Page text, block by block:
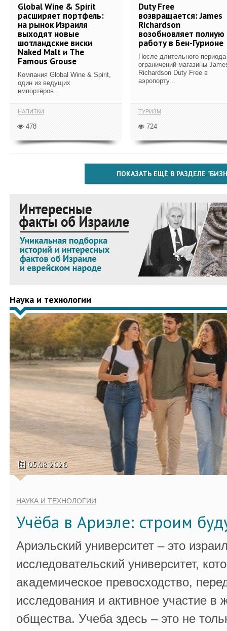
Global Wine & Spirit
расширяет портфель:
на рынок Израиля
выходят новые
шотландские виски
Naked Malt и The
Famous Grouse
Компания Global Wine & Spirit,
один из ведущих
импортёров...
НАПИТКИ
478
Duty Free
возвращается: James
Richardson
возобновляет полную
работу в Бен-Гурионе
После длительного периода
ограничений магазины
Richardson Duty Free в
аэропорту...
ТУРИЗМ
724
ПОКАЗАТЬ ЕЩЁ В РАЗДЕЛЕ
Наука и технологии
05.08.2026
НАУКА И ТЕХНОЛОГИИ
Учёба в Ариэле: строим
Ариэльский университет – это
исследовательский университет,
академическое превосходство,
исследования и активное участие в
общества. Учеба здесь – это не